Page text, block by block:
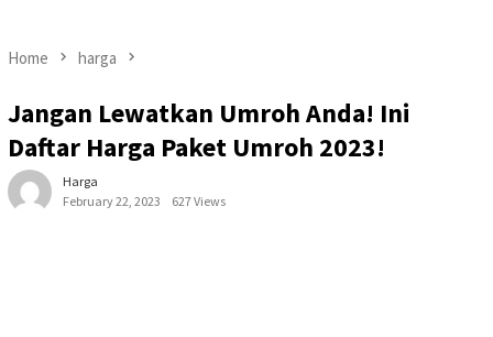
Home harga
Jangan Lewatkan Umroh Anda! Ini
Daftar Harga Paket Umroh 2023!
Harga
February 22, 2023
627 Views